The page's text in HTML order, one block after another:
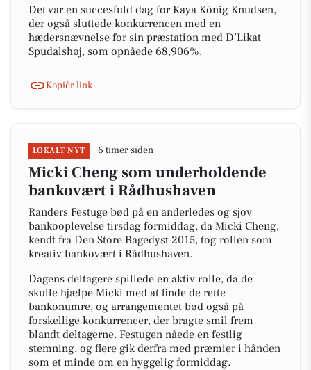
Det var en succesfuld dag for Kaya König Knudsen,
der også sluttede konkurrencen med en
hædersnævnelse for sin præstation med D’Likat
Spudalshøj, som opnåede 68,906%.
Kopiér link
LOKALT NYT 6 timer siden
Micki Cheng som underholdende
bankovært i Rådhushaven
Randers Festuge bød på en anderledes og sjov
bankooplevelse tirsdag formiddag, da Micki Cheng,
kendt fra Den Store Bagedyst 2015, tog rollen som
kreativ bankovært i Rådhushaven.
Dagens deltagere spillede en aktiv rolle, da de
skulle hjælpe Micki med at finde de rette
bankonumre, og arrangementet bød også på
forskellige konkurrencer, der bragte smil frem
blandt deltagerne. Festugen nåede en festlig
stemning, og flere gik derfra med præmier i hånden
som et minde om en hyggelig formiddag.